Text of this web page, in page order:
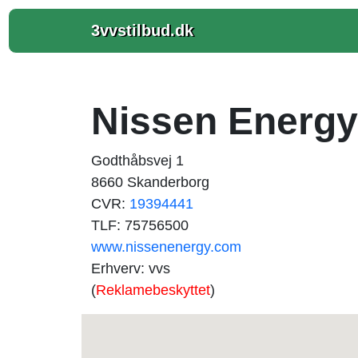
3vvstilbud.dk
Nissen
Godthåbsvej 1
8660 Skanderborg
CVR: 19394441
TLF: 75756500
www.nissenenergy.com
Erhverv: vvs
(Reklamebeskyttet)